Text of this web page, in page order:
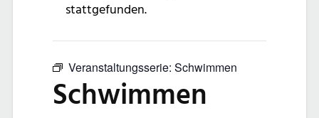
stattgefunden.
Veranstaltungsserie: Schwimmen
Schwimmen